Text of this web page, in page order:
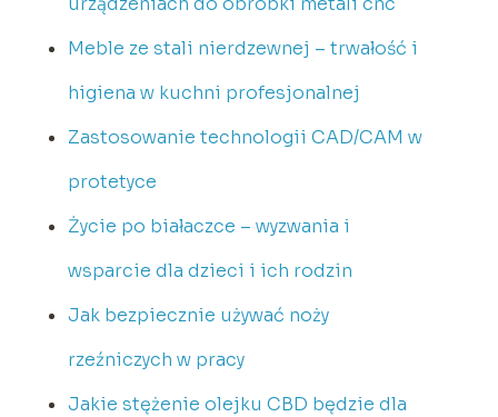
Meble ze stali nierdzewnej – trwałość i
higiena w kuchni profesjonalnej
Zastosowanie technologii CAD/CAM w
protetyce
Życie po białaczce – wyzwania i
wsparcie dla dzieci i ich rodzin
Jak bezpiecznie używać noży
rzeźniczych w pracy
Jakie stężenie olejku CBD będzie dla